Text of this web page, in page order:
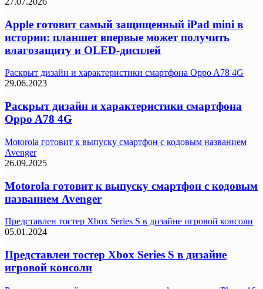
Apple готовит самый защищенный iPad mini в
истории: планшет впервые может получить
влагозащиту и OLED-дисплей
Раскрыт дизайн и характеристики смартфона Oppo A78 4G
29.06.2023
Раскрыт дизайн и характеристики смартфона
Oppo A78 4G
Motorola готовит к выпуску смартфон с кодовым названием
Avenger
26.09.2025
Motorola готовит к выпуску смартфон с кодовым
названием Avenger
Представлен тостер Xbox Series S в дизайне игровой консоли
05.01.2024
Представлен тостер Xbox Series S в дизайне
игровой консоли